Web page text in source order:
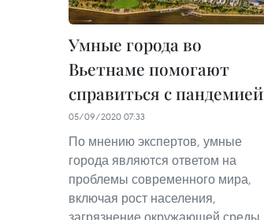
Умные города во
Вьетнаме помогают
справиться с пандемией
05/09/2020 07:33
По мнению экспертов, умные
города являются ответом на
проблемы современного мира,
включая рост населения,
загрязнение окружающей среды,